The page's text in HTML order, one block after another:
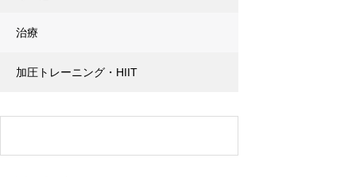
治療
加圧トレーニング・HIIT